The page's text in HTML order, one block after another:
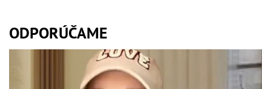
ODPORÚČAME